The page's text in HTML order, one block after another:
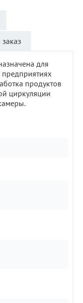
для
продуктов
циркуляции